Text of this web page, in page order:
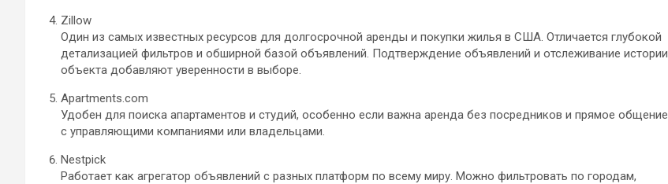
Zillow
Один из самых известных ресурсов для долгосрочной аренды и покупки жилья в США. Отличается глубокой
детализацией фильтров и обширной базой объявлений. Подтверждение объявлений и отслеживание истории
объекта добавляют уверенности в выборе.
Apartments.com
Удобен для поиска апартаментов и студий, особенно если важна аренда без посредников и прямое общение
с управляющими компаниями или владельцами.
Nestpick
Работает как агрегатор объявлений с разных платформ по всему миру. Можно фильтровать по городам,